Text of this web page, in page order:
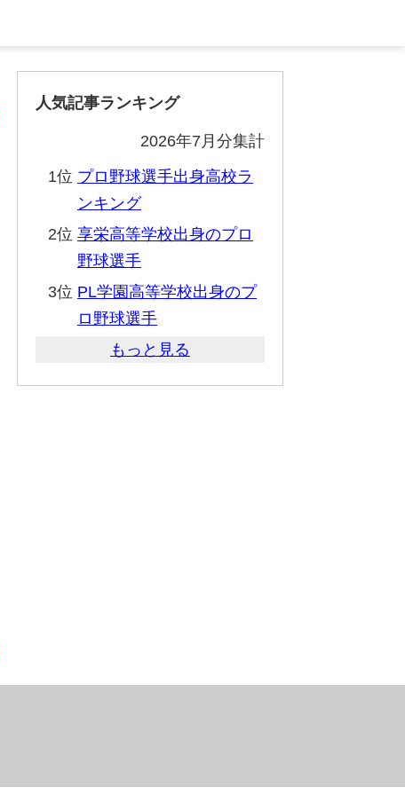
人気記事ランキング
2026年7月分集計
1位 プロ野球選手出身高校ラ
ンキング
2位 享栄高等学校出身のプロ
野球選手
3位 PL学園高等学校出身のプ
ロ野球選手
もっと見る